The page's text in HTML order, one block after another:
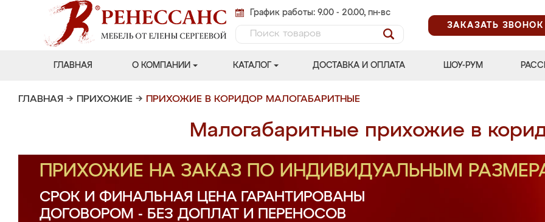
График работы: 9.00 - 20.00, пн-вс
ЗАКАЗАТЬ ЗВОНОК
ГЛАВНАЯ О КОМПАНИИ КАТАЛОГ ДОСТАВКА И ОПЛАТА ШОУ-РУМ
ГЛАВНАЯ → ПРИХОЖИЕ → ПРИХОЖИЕ В КОРИДОР МАЛОГАБАРИТНЫЕ
Малогабаритные прихожие в
ПРИХОЖИЕ НА ЗАКАЗ ПО ИНДИВИДУАЛЬНЫМ
СРОК И ФИНАЛЬНАЯ ЦЕНА ГАРАНТИРОВАНЫ
ДОГОВОРОМ - БЕЗ ДОПЛАТ И ПЕРЕНОСОВ